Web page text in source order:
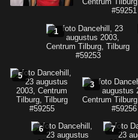
1
5
3
6 7